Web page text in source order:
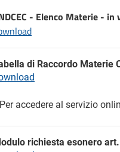
- Elenco Materie - in
di Raccordo Materie
accedere al servizio
richiesta esonero